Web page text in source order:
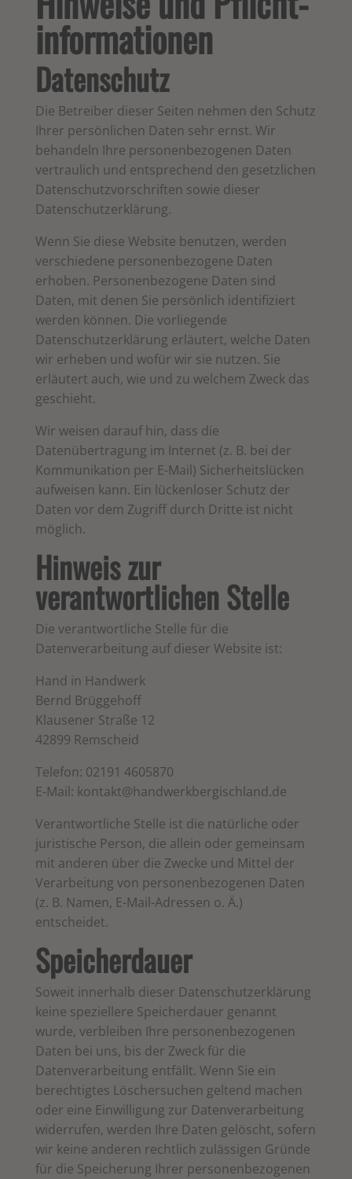
informationen
Datenschutz
Die Betreiber dieser Seiten nehmen den Schutz
Ihrer persönlichen Daten sehr ernst. Wir
behandeln Ihre personenbezogenen Daten
vertraulich und entsprechend den gesetzlichen
Datenschutzvorschriften sowie dieser
Datenschutzerklärung.
Wenn Sie diese Website benutzen, werden
verschiedene personenbezogene Daten
erhoben. Personenbezogene Daten sind
Daten, mit denen Sie persönlich identifiziert
werden können. Die vorliegende
Datenschutzerklärung erläutert, welche Daten
wir erheben und wofür wir sie nutzen. Sie
erläutert auch, wie und zu welchem Zweck das
geschieht.
Wir weisen darauf hin, dass die
Datenübertragung im Internet (z. B. bei der
Kommunikation per E-Mail) Sicherheitslücken
aufweisen kann. Ein lückenloser Schutz der
Daten vor dem Zugriff durch Dritte ist nicht
möglich.
Hinweis zur
verantwortlichen Stelle
Die verantwortliche Stelle für die
Datenverarbeitung auf dieser Website ist:
Hand in Handwerk
Bernd Brüggehoff
Klausener Straße 12
42899 Remscheid
Telefon: 02191 4605870
E-Mail: kontakt@handwerkbergischland.de
Verantwortliche Stelle ist die natürliche oder
juristische Person, die allein oder gemeinsam
mit anderen über die Zwecke und Mittel der
Verarbeitung von personenbezogenen Daten
(z. B. Namen, E-Mail-Adressen o. Ä.)
entscheidet.
Speicherdauer
Soweit innerhalb dieser Datenschutzerklärung
keine speziellere Speicherdauer genannt
wurde, verbleiben Ihre personenbezogenen
Daten bei uns, bis der Zweck für die
Datenverarbeitung entfällt. Wenn Sie ein
berechtigtes Löschersuchen geltend machen
oder eine Einwilligung zur Datenverarbeitung
widerrufen, werden Ihre Daten gelöscht, sofern
wir keine anderen rechtlich zulässigen Gründe
für die Speicherung Ihrer personenbezogenen